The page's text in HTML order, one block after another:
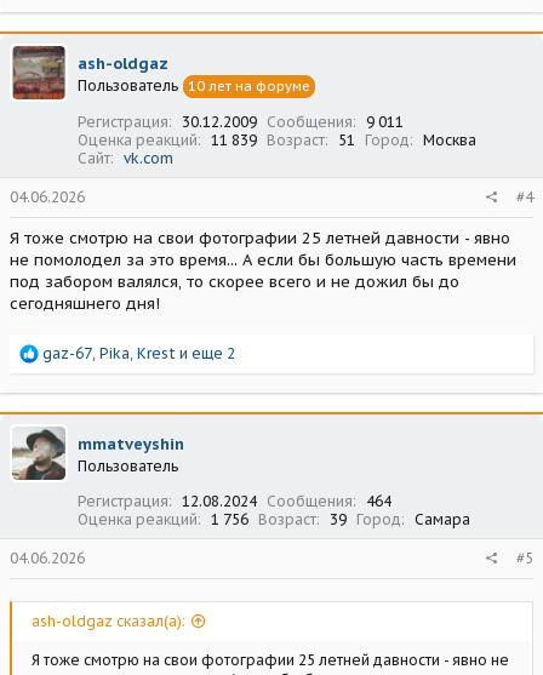
а
к
ц
и
и
ash-oldgaz
Пользователь 10 лет на форуме
Регистрация 30.12.2009 Сообщения
9 011
Оценка реакций
11 839 Возраст 51 Город
Москва
Сайт
vk.com
04.06.2026 #4
Я тоже смотрю на свои фотографии 25 летней давности - явно
не помолодел за это время... А если бы большую часть времени
под забором валялся, то скорее всего и не дожил бы до
сегодняшнего дня!
Р
а
к
ц
и
и
gaz-67, Pika, Krest и еще 2
mmatveyshin
Пользователь
Регистрация
12.08.2024 Сообщения
464
Оценка реакций
1 756 Возраст 39 Город Самара
04.06.2026 #5
ash-oldgaz сказал(а):
Я тоже смотрю на свои фотографии 25 летней давности - явно не